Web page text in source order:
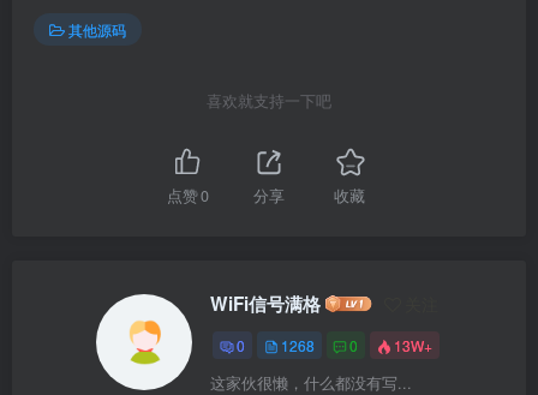
其他源码
喜欢就支持一下吧
点赞0 分享 收藏
WiFi信号满格
0 1268 0 13W+
这家伙很懒，什么都没有写...